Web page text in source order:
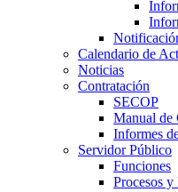
Calendario de
Noticias
Contratación
SECOP
Manual de
Informes
Servidor Público
Funciones
Procesos